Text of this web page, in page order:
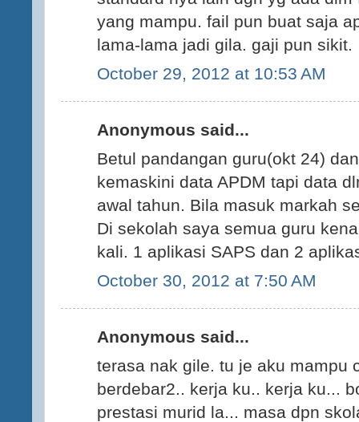
yang mampu. fail pun buat saja
lama-lama jadi gila. gaji pun sikit.
October 29, 2012 at 10:53 AM
Anonymous said...
Betul pandangan guru(okt 24)
kemaskini data APDM tapi data
awal tahun. Bila masuk markah
Di sekolah saya semua guru
kali. 1 aplikasi SAPS dan 2
October 30, 2012 at 7:50 AM
Anonymous said...
terasa nak gile. tu je aku mampu
berdebar2.. kerja ku.. kerja ku...
prestasi murid la... masa dpn